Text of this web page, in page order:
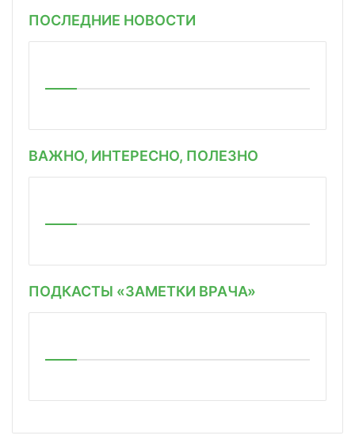
ПОСЛЕДНИЕ НОВОСТИ
ВАЖНО, ИНТЕРЕСНО, ПОЛЕЗНО
ПОДКАСТЫ «ЗАМЕТКИ ВРАЧА»